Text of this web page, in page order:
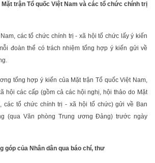
trận Tổ quốc Việt Nam và các tổ chức chính trị
các tổ chức chính trị - xã hội tổ chức lấy ý kiến
đoàn thể có trách nhiệm tổng hợp ý kiến gửi về
tổng hợp ý kiến của Mặt trận Tổ quốc Việt Nam,
hội các cấp (gồm cả các hội nghị, hội thảo do Mặt
các tổ chức chính trị - xã hội tổ chức) gửi về Ban
(qua Văn phòng Trung ương Đảng) trước ngày
góp của Nhân dân qua báo chí, thư